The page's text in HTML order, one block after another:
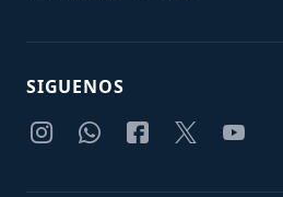
SIGUENOS